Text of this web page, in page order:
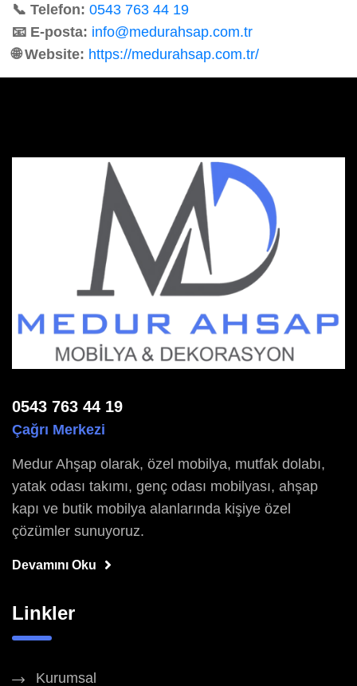
📞 Telefon: 0543 763 44 19
📧 E-posta: info@medurahsap.com.tr
🌐 Website: https://medurahsap.com.tr/
0543 763 44 19
Çağrı Merkezi
Medur Ahşap olarak, özel mobilya, mutfak dolabı,
yatak odası takımı, genç odası mobilyası, ahşap
kapı ve butik mobilya alanlarında kişiye özel
çözümler sunuyoruz.
Devamını Oku
Linkler
Kurumsal